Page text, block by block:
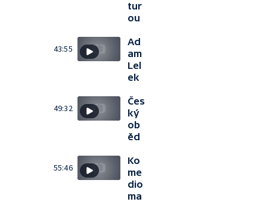
tur
ou
43:55
Ad
am
Lel
ek
49:32
Čes
ký
ob
ěd
55:46
Ko
me
dio
ma